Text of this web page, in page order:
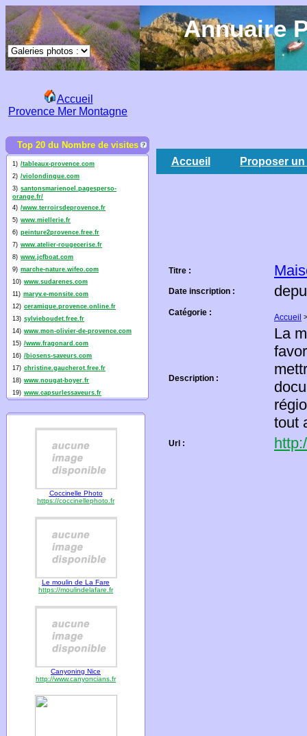
Annuaire
Accueil
Provence Mer Montagne
Top 20 du Nombre de visites
1) /tableaux-provence.com
2) /violondingue.com
3) santonsmarienoel.pagesperso-
orange.fr/
4) /www.terroirsdeprovence.fr
5) www.miellerie.fr
6) peinture2provence.free.fr
7) www.atelier-rougecerise.fr
8) www.jcfboat.com
9) marche-nature.wifeo.com
10) www.sudarenes.com
11) maryv.e-monsite.com
12) ceramique.provence.online.fr
13) sylvieboudet.free.fr
14) www.mon-olivier-de-provence.com
15) /www.fragonard.com
16) /biosens-saveurs.com
17) christine.gaucherot.free.fr
18) www.nougat-boyer.fr
19) www.capsurlessaveurs.fr
Coccinelle Photo
https://coccinellephoto.fr
Le moulin de La Fare
https://moulindelafare.fr
Canyoning Nice
http://www.canyoncians.fr
Accueil Proposer
Titre :
Date inscription :
Catégorie : Accueil
Description :
La
tout
Url :